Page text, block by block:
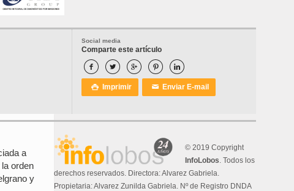
Social media
Comparte este artículo
    
 Imprimir ✉ Enviar E-mail
a
orden
y
© 2019 Copyright
InfoLobos. Todos los
derechos reservados. Directora: Alvarez Gabriela.
Propietaria: Alvarez Zunilda Gabriela. Nº de Registro DNDA